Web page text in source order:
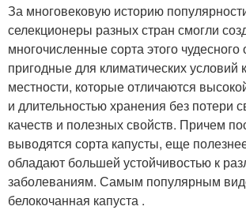
За многовековую историю
селекционеры разных стран смогли
многочисленные сорта этого
пригодные для климатических условий
местности, которые отличаются
и длительностью хранения без потери
качеств и полезных свойств. Причем
выводятся сорта капусты, еще
обладают большей устойчивостью к
заболеваниям. Самым популярным
белокочанная капуста .